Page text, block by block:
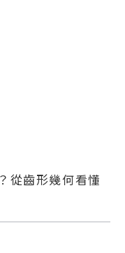
從齒形幾何看懂